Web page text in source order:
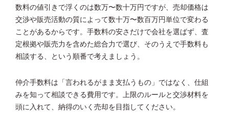
数料の値引きで浮くのは数万〜数十万円ですが、売却価格は
交渉や販売活動の質によって数十万〜数百万円単位で変わる
ことがあるからです。手数料の安さだけで会社を選ばず、査
定根拠や販売力を含めた総合力で選び、そのうえで手数料も
相談する、という順番で考えましょう。
仲介手数料は「言われるがまま支払うもの」ではなく、仕組
みを知って相談できる費用です。上限のルールと交渉材料を
頭に入れて、納得のいく売却を目指してください。